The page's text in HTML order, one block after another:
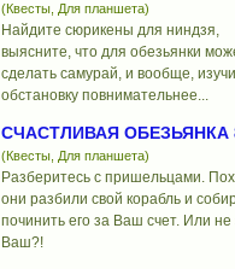
(Квесты, Для планшета)
Найдите сюрикены для ниндзя,
выясните, что для обезьянки
сделать самурай, и вообще,
обстановку повнимательнее...
СЧАСТЛИВАЯ ОБЕЗЬЯНКА
(Квесты, Для планшета)
Разберитесь с пришельцами.
они разбили свой корабль и
починить его за Ваш счет. Или не
Ваш?!